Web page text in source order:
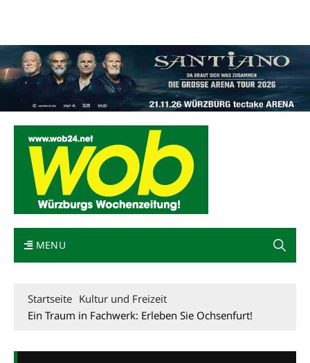
MENU
Startseite Kultur und Freizeit
Ein Traum in Fachwerk: Erleben Sie Ochsenfurt!